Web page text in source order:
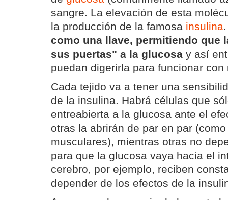
sangre. La elevación de esta
la producción de la famosa insulina
como una llave, permitiendo que
sus puertas" a la glucosa y así
puedan digerirla para funcionar con
Cada tejido va a tener una
de la insulina. Habrá células que
entreabierta a la glucosa ante el
otras la abrirán de par en par
musculares), mientras otras no
para que la glucosa vaya hacia el
cerebro, por ejemplo, reciben
depender de los efectos de la